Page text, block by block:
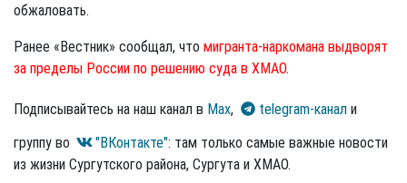
обжаловать.
Ранее «Вестник» сообщал, что мигранта-наркомана выдворят
за пределы России по решению суда в ХМАО.
Подписывайтесь на наш канал в Max, telegram-канал и
группу во
"ВКонтакте": там только самые важные новости
из жизни Сургутского района, Сургута и ХМАО.